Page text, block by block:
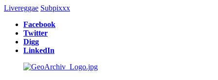
Livereggae Subpixxx
Facebook
Twitter
Digg
LinkedIn